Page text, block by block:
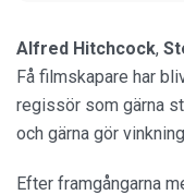
Alfred Hitchcock,
Få filmskapare har
regissör som gärna
och gärna gör
Efter framgångarna